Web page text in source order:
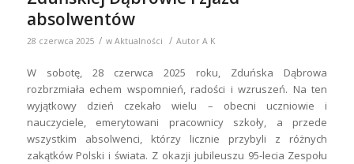
absolwentów
28 czerwca 2025 / w Aktualności / Autor A K
W sobotę, 28 czerwca 2025 roku, Zduńska Dąbrowa
rozbrzmiała echem wspomnień, radości i wzruszeń. Na ten
wyjątkowy dzień czekało wielu – obecni uczniowie i
nauczyciele, emerytowani pracownicy szkoły, a przede
wszystkim absolwenci, którzy licznie przybyli z różnych
zakątków Polski i świata. Z okazji jubileuszu 95-lecia Zespołu